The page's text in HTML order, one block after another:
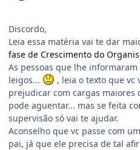
Discordo,
Leia essa matéria vai te dar
fase de Crescimento do
As pessoas que lhe
leigos...
, leia o texto que vc
prejudicar com cargas maiores
pode aguentar... mas se feita
supervisão só vai te ajudar.
Aconselho que vc passe com
pai, já que ele precisa de tal